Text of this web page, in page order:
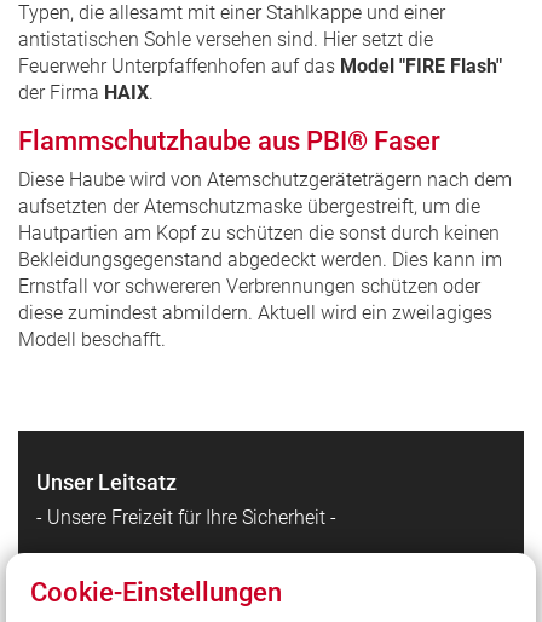
Typen, die allesamt mit einer Stahlkappe und einer
antistatischen Sohle versehen sind. Hier setzt die
Feuerwehr Unterpfaffenhofen auf das Model "FIRE Flash"
der Firma HAIX.
Flammschutzhaube aus PBI® Faser
Diese Haube wird von Atemschutzgeräteträgern nach dem
aufsetzten der Atemschutzmaske übergestreift, um die
Hautpartien am Kopf zu schützen die sonst durch keinen
Bekleidungsgegenstand abgedeckt werden. Dies kann im
Ernstfall vor schwereren Verbrennungen schützen oder
diese zumindest abmildern. Aktuell wird ein zweilagiges
Modell beschafft.
Unser Leitsatz
- Unsere Freizeit für Ihre Sicherheit -
Quicklinks
Cookie-Einstellungen